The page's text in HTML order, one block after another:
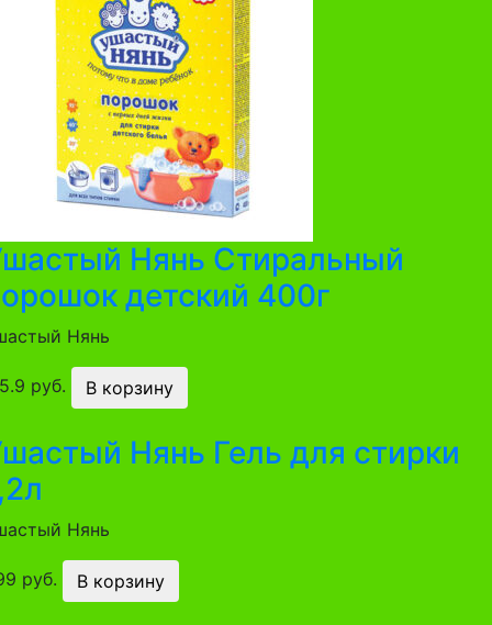
Нянь Стиральный
детский 400г
Нянь
руб. В корзину
Нянь Гель для стирки
Нянь
руб. В корзину